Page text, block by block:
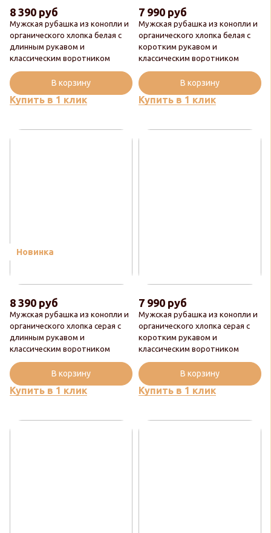
Мужская рубашка из конопли и
органического хлопка белая с
длинным рукавом и
классическим воротником
8 390 руб
Купить в 1 клик
В корзину
Мужская рубашка из конопли и
органического хлопка белая с
коротким рукавом и
классическим воротником
7 990 руб
Купить в 1 клик
В корзину
Новинка
Мужская рубашка из конопли и
органического хлопка серая с
длинным рукавом и
классическим воротником
8 390 руб
Купить в 1 клик
В корзину
Мужская рубашка из конопли и
органического хлопка серая с
коротким рукавом и
классическим воротником
7 990 руб
Купить в 1 клик
В корзину